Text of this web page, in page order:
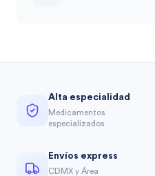
Alta especialidad
Medicamentos
especializados
Envíos express
CDMX y Área